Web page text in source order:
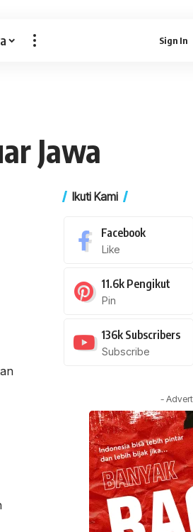
Sign In
Jawa
Ikuti Kami
Facebook
Like
11.6k Pengikut
Pin
136k Subscribers
Subscribe
-